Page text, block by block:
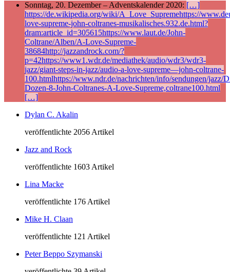
Sonntag, 20. Dezember – Adventskalender 2020: […]
https://de.wikipedia.org/wiki/A_Love_Supremehttps://
love-supreme-john-coltranes-musikalisches.932.de.html?
dram:article_id=305615https://www.laut.de/John-
Coltrane/Alben/A-Love-Supreme-
38684http://jazzandrock.com/?
p=42https://www1.wdr.de/mediathek/audio/wdr3/wdr3-
jazz/giant-steps-in-jazz/audio-a-love-supreme—john-coltrane-
100.htmlhttps://www.ndr.de/nachrichten/info/sendungen/jazz/
Dozen-8-John-Coltranes-A-Love-Supreme,coltrane100.html
[…]
Dylan C. Akalin
veröffentlichte 2056 Artikel
Jazz and Rock
veröffentlichte 1603 Artikel
Lina Macke
veröffentlichte 176 Artikel
Mike H. Claan
veröffentlichte 121 Artikel
Peter Beppo Szymanski